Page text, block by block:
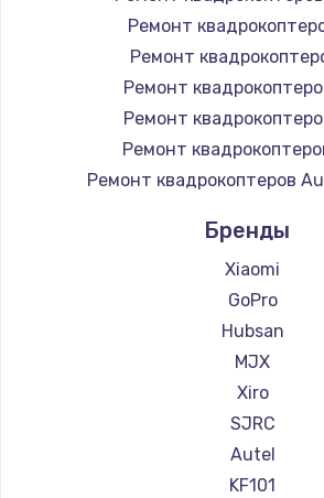
Ремонт
Ремонт
Ремонт
Ремонт
Ремонт
Ремонт квадрокоптеров
Бренды
Xiaomi
GoPro
Hubsan
MJX
Xiro
SJRC
Autel
KF101